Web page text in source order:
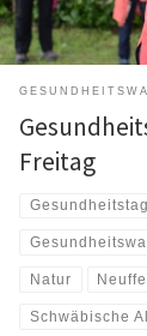
Freitag
Gesundheitstag
Natur
Schwäbische